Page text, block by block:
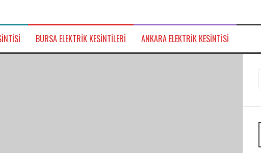
BURSA ELEKTRIK KESINTILERI ANKARA ELEKTRIK KESINTISI